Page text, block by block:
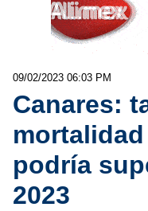
09/02/2023 06:03 PM
Canares:
podría
2023